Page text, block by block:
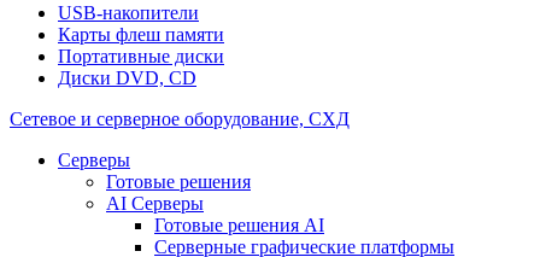
USB-накопители
Карты флеш памяти
Портативные диски
Диски DVD, CD
Сетевое и серверное оборудование, СХД
Cерверы
Готовые решения
AI Серверы
Готовые решения AI
Серверные графические платформы